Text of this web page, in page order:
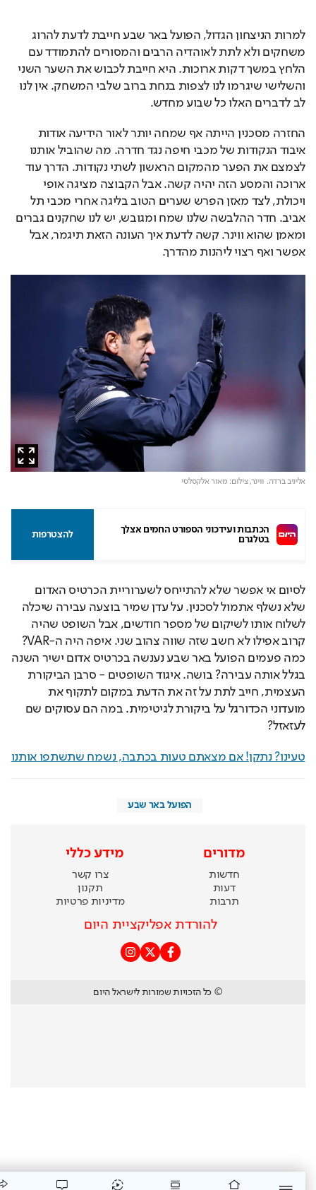
למרות הניצחון הגדול, הפועל באר שבע חייבת לדעת להרוג
משחקים ולא לתת לאוהדיה הרבים והמסורים להתמודד עם
הלחץ במשך דקות ארוכות. היא חייבת לכבוש את השער השני
והשלישי שיגרמו לנו לצפות בנחת ברוב שלבי המשחק. אין לנו
לב לדברים האלו כל שבוע מחדש.
החזרה מסכנין הייתה אף שמחה יותר לאור הידיעה אודות
איבוד הנקודות של מכבי חיפה נגד חדרה. מה שהוביל אותנו
לצמצם את הפער מהמקום הראשון לשתי נקודות. הדרך עוד
ארוכה והמסע הזה יהיה קשה. אבל הקבוצה מציגה אופי
ויכולת, לצד מאזן הפרש שערים הטוב בליגה אחרי מכבי תל
אביב. חדר ההלבשה שלנו שמח ומגובש, יש לנו שחקנים גברים
ומאמן שהוא ווינר. קשה לדעת איך העונה הזאת תיגמר, אבל
אפשר ואף רצוי ליהנות מהדרך.
אליניב ברדה. ווינר,צילום: מאור אלקסלסי
הכתבות ועידכוני הספורט החמים אצלך
בטלגרם
להצטרפות
לסיום אי אפשר שלא להתייחס לשערוריית הכרטיס האדום
שלא נשלף אתמול לסכנין. על עדן שמיר בוצעה עבירה שיכלה
לשלוח אותו לשיקום של מספר חודשים, אבל השופט שהיה
קרוב אפילו לא חשב שזה שווה צהוב שני. איפה היה ה-VAR?
כמה פעמים הפועל באר שבע נענשה בכרטיס אדום ישיר השנה
בגלל אותה עבירה? בושה. איגוד השופטים - סרבן הביקורת
העצמית, חייב לתת על זה את הדעת במקום לתקוף את
מועדוני הכדורגל על ביקורת לגיטימית. במה הם עסוקים שם
לעזאזל?
טעינו? נתקן! אם מצאתם טעות בכתבה, נשמח שתשתפו אותנו
הפועל באר שבע
מדורים
חדשות
דעות
תרבות
מידע כללי
צרו קשר
תקנון
מדיניות פרטיות
להורדת אפליקציית היום
© כל הזכויות שמורות לישראל היום